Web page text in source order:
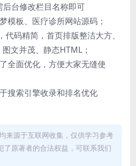
台修改栏目名称即可
模板、医疗诊所网站源码；
码精简，首页排版整洁大方、
文并茂、静态HTML；
全面优化，方便大家无缝使
搜索引擎收录和排名优化
来源于互联网收集，仅供学习参考
了原著者的合法权益，可联系我们